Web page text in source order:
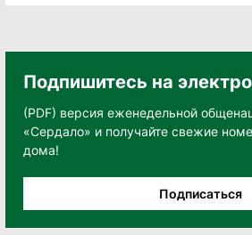
Подпишитесь на
(PDF) версия еженедельной
«Сердало» и получайте свежие
дома!
Подписаться